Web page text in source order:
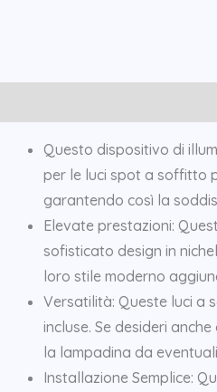
Questo dispositivo di
per le luci spot a soffitto
garantendo così la
Elevate prestazioni:
sofisticato design in
loro stile moderno
Versatilità: Queste luci a
incluse. Se desideri
la lampadina da
Installazione Semplice: